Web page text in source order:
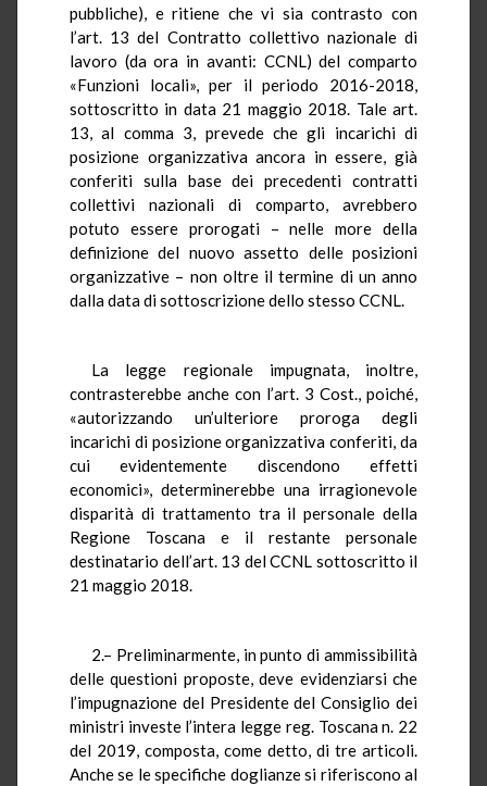
pubbliche), e ritiene che vi sia contrasto con
l’art. 13 del Contratto collettivo nazionale di
lavoro (da ora in avanti: CCNL) del comparto
«Funzioni locali», per il periodo 2016-2018,
sottoscritto in data 21 maggio 2018. Tale art.
13, al comma 3, prevede che gli incarichi di
posizione organizzativa ancora in essere, già
conferiti sulla base dei precedenti contratti
collettivi nazionali di comparto, avrebbero
potuto essere prorogati – nelle more della
definizione del nuovo assetto delle posizioni
organizzative – non oltre il termine di un anno
dalla data di sottoscrizione dello stesso CCNL.
La legge regionale impugnata, inoltre,
contrasterebbe anche con l’art. 3 Cost., poiché,
«autorizzando un’ulteriore proroga degli
incarichi di posizione organizzativa conferiti, da
cui evidentemente discendono effetti
economici», determinerebbe una irragionevole
disparità di trattamento tra il personale della
Regione Toscana e il restante personale
destinatario dell’art. 13 del CCNL sottoscritto il
21 maggio 2018.
2.– Preliminarmente, in punto di ammissibilità
delle questioni proposte, deve evidenziarsi che
l’impugnazione del Presidente del Consiglio dei
ministri investe l’intera legge reg. Toscana n. 22
del 2019, composta, come detto, di tre articoli.
Anche se le specifiche doglianze si riferiscono al